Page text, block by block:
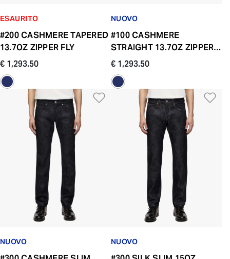
ESAURITO
#200 CASHMERE TAPERED
13.7OZ ZIPPER FLY
€ 1,293.50
NUOVO
#100 CASHMERE
STRAIGHT 13.7OZ ZIPPER
FLY
€ 1,293.50
Aggiungi alla Lista dei
NUOVO NUOVO